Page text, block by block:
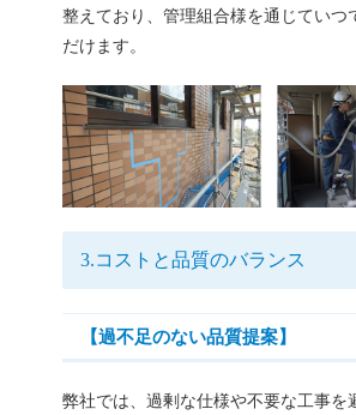
整えており、管理組合様を通じていつ
だけます。
3.コストと品質のバランス
【過不足のない品質提案】
弊社では、過剰な仕様や不要な工事を